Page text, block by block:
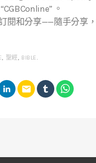
。
閱和分享——隨手分享，
聖經 BIBLE
email